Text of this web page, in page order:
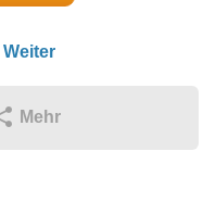
Weiter
Mehr